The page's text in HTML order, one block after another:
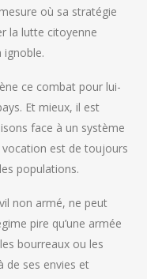
où sa stratégie
la lutte citoyenne
ignoble.
ce combat pour lui-
Et mieux, il est
face à un système
vocation est de toujours
populations.
non armé, ne peut
pire qu’une armée
bourreaux ou les
de ses envies et